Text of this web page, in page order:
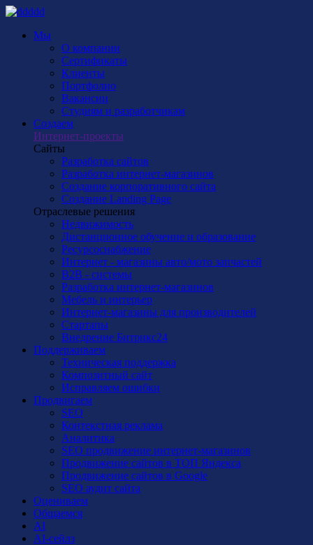
Мы
О компании
Сертификаты
Клиенты
Портфолио
Вакансии
Студиям и разработчикам
Создаем
Интернет-проекты
Сайты
Разработка сайтов
Разработка интернет-магазинов
Создание корпоративного сайта
Создание Landing Page
Отраслевые решения
Недвижимость
Дистанционное обучение и образование
Ресурсоснабжение
Интернет - магазины авто/мото запчастей
B2B - системы
Разработка интернет-магазинов
Мебель и интерьер
Интернет-магазины для производителей
Стартапы
Внедрение Битрикс24
Поддерживаем
Техническая поддержка
Композитный сайт
Исправляем ошибки
Продвигаем
SEO
Контекстная реклама
Аналитика
SEO продвижение интернет-магазинов
Продвижение сайтов в ТОП Яндекса
Продвижение сайтов в Google
SEO аудит сайта
Оцениваем
Общаемся
AI
AI-сейлз